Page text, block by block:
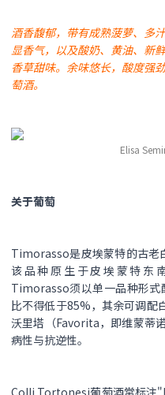
酒香馥郁，带有成熟菠萝、多
显香气，以及酸奶、黄油、新
香草甜味。余味悠长，酸度强
萄酒。
Elisa
关于葡萄
Timorasso是皮埃蒙特的古老
该品种原生于皮埃蒙特东
Timorasso须以单一品种形式
比不得低于85%，其余可调
沃里塔（Favorita，即维蒙蒂
病性与抗逆性。
Colli Tortonesi葡萄酒常标